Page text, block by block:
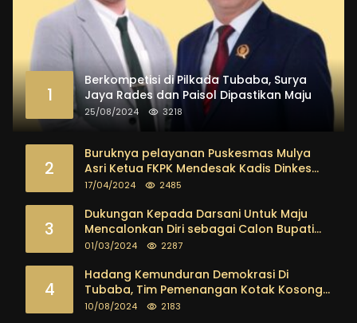
1
Berkompetisi di Pilkada Tubaba, Surya
Jaya Rades dan Paisol Dipastikan Maju
25/08/2024 3218
2
Buruknya pelayanan Puskesmas Mulya
Asri Ketua FKPK Mendesak Kadis Dinkes
Tubaba Ambil Tindakan Tegas
17/04/2024 2485
3
Dukungan Kepada Darsani Untuk Maju
Mencalonkan Diri sebagai Calon Bupati
Tubaba Terus Mengalir Baik Dari
masyarakat
01/03/2024 2287
4
Hadang Kemunduran Demokrasi Di
Tubaba, Tim Pemenangan Kotak Kosong
Segera Dibentuk
10/08/2024 2183